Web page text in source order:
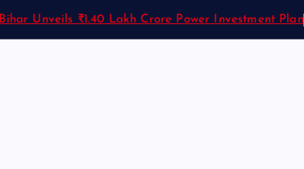
Bihar Unveils ₹1.40 Lakh Crore Power Investment Plan